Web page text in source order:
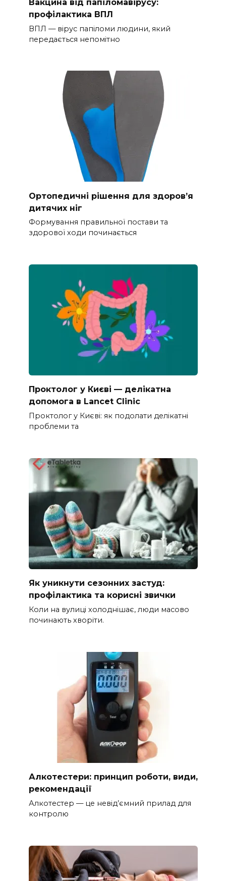
профілактика ВПЛ
ВПЛ — вірус папіломи людини, який
передається непомітно
Ортопедичні рішення для здоров’я
дитячих ніг
Формування правильної постави та
здорової ходи починається
Проктолог у Києві — делікатна
допомога в Lancet Clinic
Проктолог у Києві: як подолати делікатні
проблеми та
Як уникнути сезонних застуд:
профілактика та корисні звички
Коли на вулиці холоднішає, люди масово
починають хворіти.
Алкотестери: принцип роботи, види,
рекомендації
Алкотестер — це невід’ємний прилад для
контролю